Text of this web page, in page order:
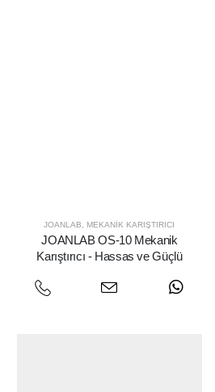
JOANLAB MEKANIK KARIŞTIRICI
JOANLAB OS-10 Mekanik
Karıştırıcı - Hassas ve Güçlü